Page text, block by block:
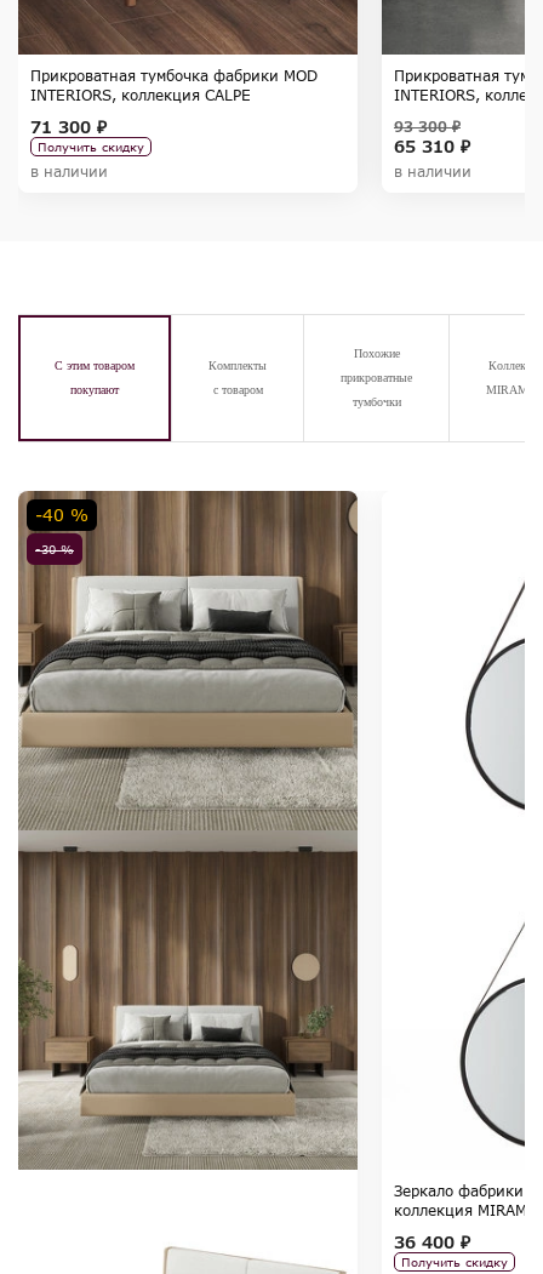
Прикроватная тумбочка фабрики MOD
INTERIORS, коллекция CALPE
71 300 ₽
Получить скидку
в наличии
Прикроватная
INTERIORS,
65 310 ₽
93 300 ₽
в наличии
С этим товаром
покупают
Комплекты
с товаром
Похожие
прикроватные
тумбочки
Коллекция
-30 %
-40 %
Зеркало фабрики
коллекция
36 400 ₽
Получить скидку